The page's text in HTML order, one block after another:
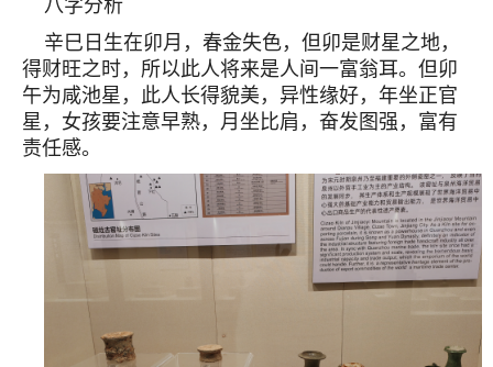
八字分析
辛巳日生在卯月，春金失色，但卯是财星之地，
得财旺之时，所以此人将来是人间一富翁耳。但卯
午为咸池星，此人长得貌美，异性缘好，年坐正官
星，女孩要注意早熟，月坐比肩，奋发图强，富有
责任感。